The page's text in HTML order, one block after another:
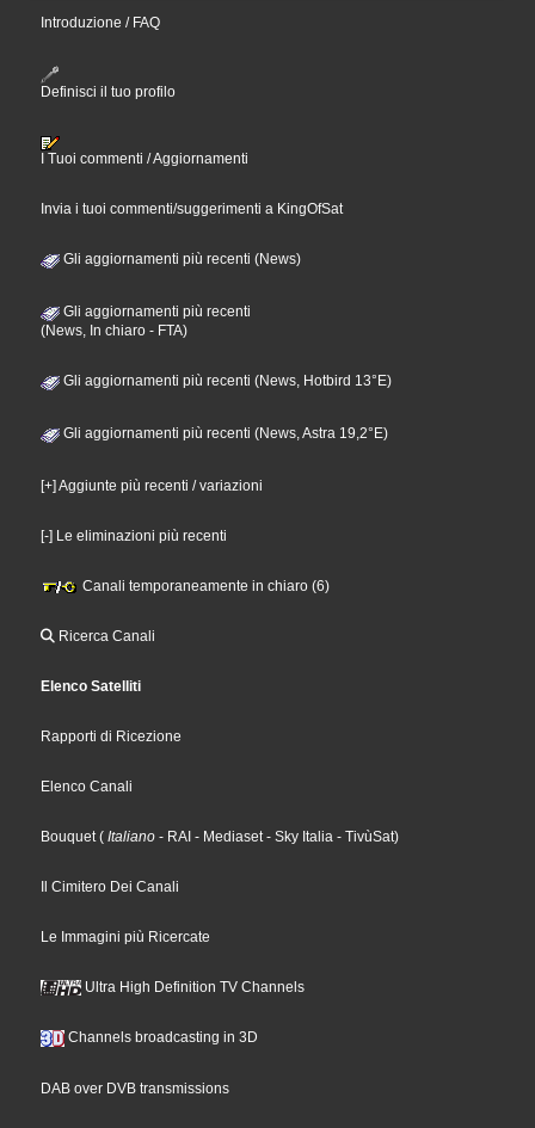
Introduzione / FAQ
Definisci il tuo profilo
I Tuoi commenti / Aggiornamenti
Invia i tuoi commenti/suggerimenti a KingOfSat
Gli aggiornamenti più recenti (News)
Gli aggiornamenti più recenti
(News, In chiaro - FTA)
Gli aggiornamenti più recenti (News, Hotbird 13°E)
Gli aggiornamenti più recenti (News, Astra 19,2°E)
[+] Aggiunte più recenti / variazioni
[-] Le eliminazioni più recenti
Canali temporaneamente in chiaro (6)
Ricerca Canali
Elenco Satelliti
Rapporti di Ricezione
Elenco Canali
Bouquet ( Italiano - RAI - Mediaset - Sky Italia - TivùSat)
Il Cimitero Dei Canali
Le Immagini più Ricercate
Ultra High Definition TV Channels
Channels broadcasting in 3D
DAB over DVB transmissions